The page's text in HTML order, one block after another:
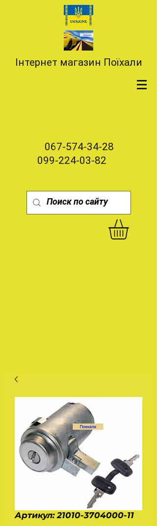
Інтернет магазин Поїхали
067-574-34-28
099-224-03-82
Артикул: 21010-3704000-11